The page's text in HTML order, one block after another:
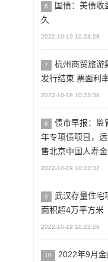
6
国债：美债收
久
2022-10-19 10:24:28
7
杭州商贸旅游
发行结束 票面利
2022-10-19 10:23:38
8
债市早报：监
年专项债项目，
售北京中国人寿
2022-10-19 10:23:32
9
武汉存量住宅
面积超4万平方米
2022-10-19 10:23:26
10 2022年9月